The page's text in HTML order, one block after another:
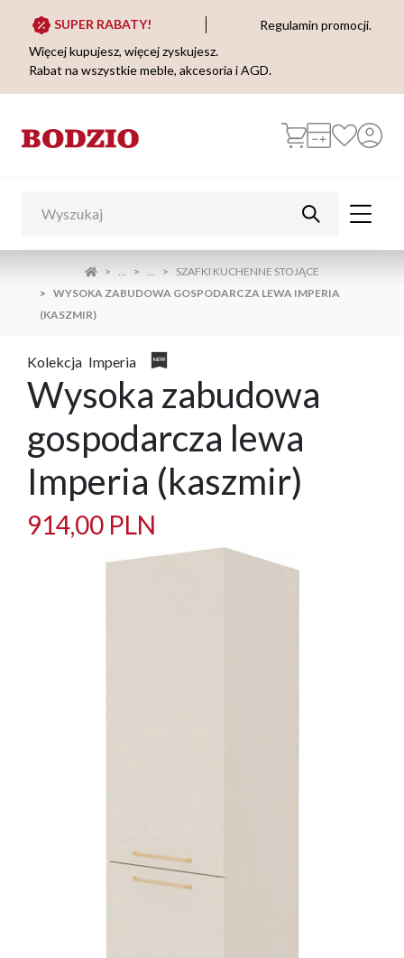
SUPER RABATY!
Regulamin promocji.
Więcej kupujesz, więcej zyskujesz.
Rabat na wszystkie meble, akcesoria i AGD.
... ...
SZAFKI KUCHENNE STOJĄCE
WYSOKA ZABUDOWA GOSPODARCZA LEWA IMPERIA
(KASZMIR)
Kolekcja Imperia
Wysoka zabudowa
gospodarcza lewa
Imperia (kaszmir)
914,00 PLN